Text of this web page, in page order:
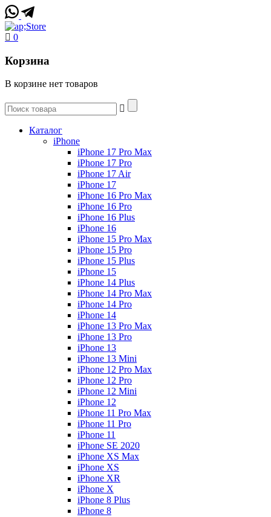
0
Корзина
В корзине нет товаров
Каталог
iPhone
iPhone 17 Pro Max
iPhone 17 Pro
iPhone 17 Air
iPhone 17
iPhone 16 Pro Max
iPhone 16 Pro
iPhone 16 Plus
iPhone 16
iPhone 15 Pro Max
iPhone 15 Pro
iPhone 15 Plus
iPhone 15
iPhone 14 Plus
iPhone 14 Pro Max
iPhone 14 Pro
iPhone 14
iPhone 13 Pro Max
iPhone 13 Pro
iPhone 13
iPhone 13 Mini
iPhone 12 Pro Max
iPhone 12 Pro
iPhone 12 Mini
iPhone 12
iPhone 11 Pro Max
iPhone 11 Pro
iPhone 11
iPhone SE 2020
iPhone XS Max
iPhone XS
iPhone XR
iPhone X
iPhone 8 Plus
iPhone 8